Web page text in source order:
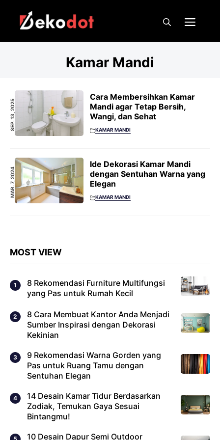
content
Kamar Mandi
SEP. 13, 2025
Cara Membersihkan Kamar
Mandi agar Tetap Bersih,
Wangi, dan Sehat
KAMAR MANDI
MAR. 7, 2024
Ide Dekorasi Kamar Mandi
dengan Sentuhan Warna yang
Elegan
KAMAR MANDI
MOST VIEW
8 Rekomendasi Furniture Multifungsi
yang Pas untuk Rumah Kecil
8 Cara Membuat Kantor Anda Menjadi
Sumber Inspirasi dengan Dekorasi
Kekinian
9 Rekomendasi Warna Gorden yang
Pas untuk Ruang Tamu dengan
Sentuhan Elegan
14 Desain Kamar Tidur Berdasarkan
Zodiak, Temukan Gaya Sesuai
Bintangmu!
10 Desain Dapur Semi Outdoor